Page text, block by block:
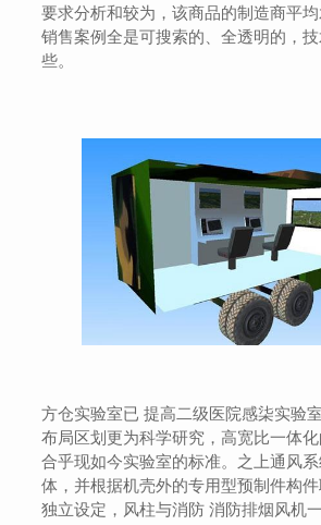
要求分析和较为，该商品的制造商平
销售案例全是可搜索的、全透明的，
些。
方仓实验室已 提高二级医院感柒实验
布局区划更为科学研究，高宽比一体
合乎现如今实验室的标准。之上通风
体，并根据机壳外的专用型预制件构
独立设定，风柱与消防 消防排烟风机